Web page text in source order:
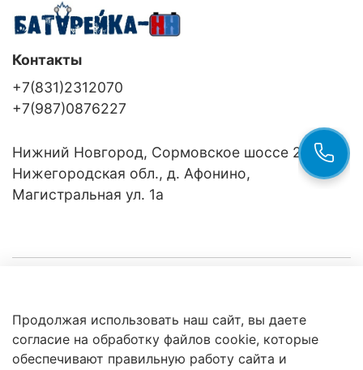
Клиентам
Контакты
+7(831)2312070
+7(987)0876227
Нижний Новгород, Сормовское шоссе 24/36
Нижегородская обл., д. Афонино,
Магистральная ул. 1а
Продолжая использовать наш сайт, вы даете
согласие на обработку файлов cookie, которые
обеспечивают правильную работу сайта и
обработки